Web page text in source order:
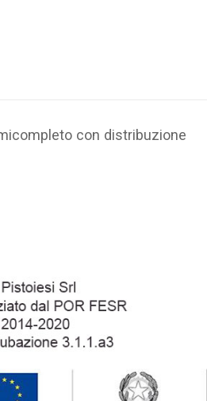
con distribuzione